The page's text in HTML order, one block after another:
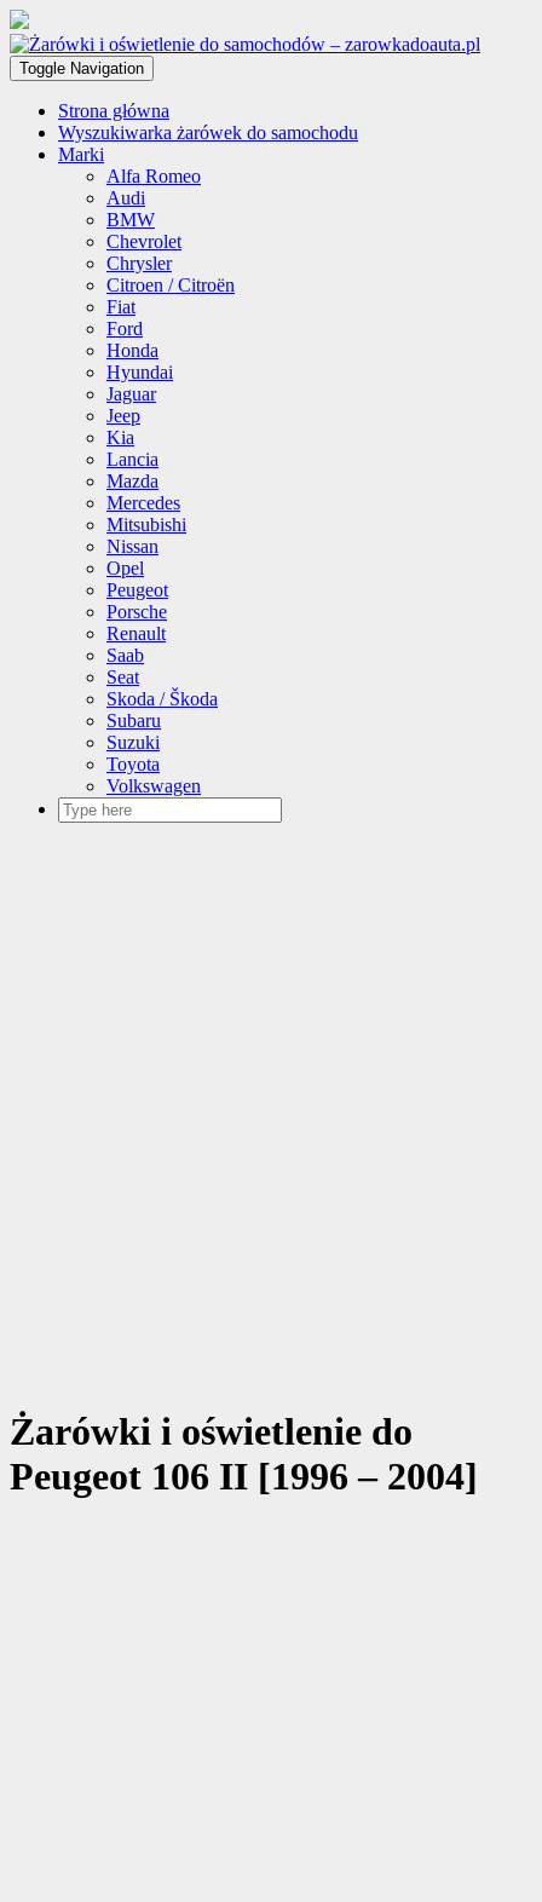
Toggle Navigation
Strona główna
Wyszukiwarka żarówek do samochodu
Marki
Alfa Romeo
Audi
BMW
Chevrolet
Chrysler
Citroen / Citroën
Fiat
Ford
Honda
Hyundai
Jaguar
Jeep
Kia
Lancia
Mazda
Mercedes
Mitsubishi
Nissan
Opel
Peugeot
Porsche
Renault
Saab
Seat
Skoda / Škoda
Subaru
Suzuki
Toyota
Volkswagen
Żarówki i oświetlenie do
Peugeot 106 II [1996 – 2004]